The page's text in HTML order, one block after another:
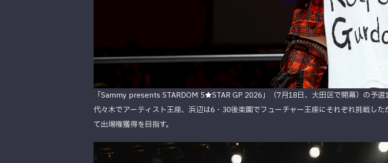
「Sammy presents STARDOM 5★STAR GP 2026」（7月18日、大田区で開幕）の予
代々木でアーティスト王座、浜辺は6・30後楽園でフューチャー王座にそれぞれ挑戦し
て出場権獲得を目指す。